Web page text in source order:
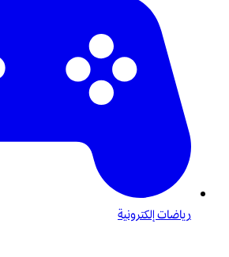
رياضات إلكترونية